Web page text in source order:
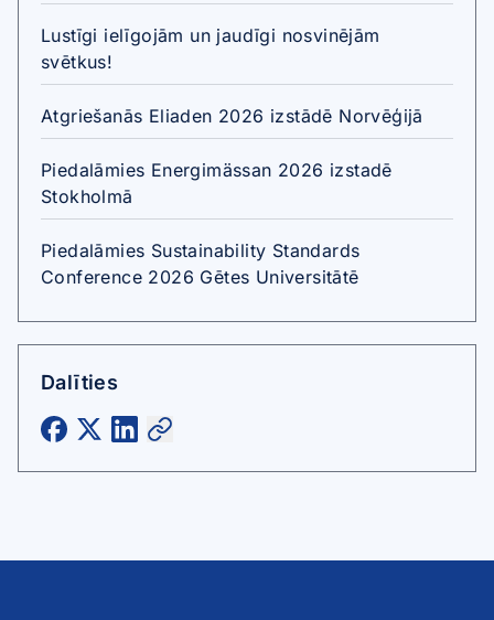
Lustīgi ielīgojām un jaudīgi nosvinējām
svētkus!
Atgriešanās Eliaden 2026 izstādē Norvēģijā
Piedalāmies Energimässan 2026 izstadē
Stokholmā
Piedalāmies Sustainability Standards
Conference 2026 Gētes Universitātē
Dalīties